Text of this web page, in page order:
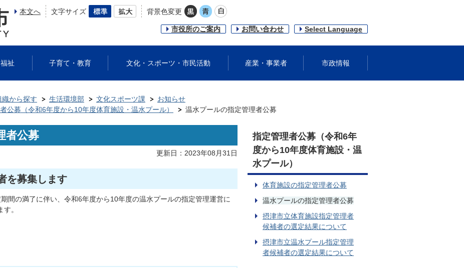
本文へ 文字サイズ 背景色変更
市役所のご案内 お問い合わせ Select Language
祉 子育て・教育 文化・スポーツ・市民活動 産業・事業者 市政情報
織から探す 生活環境部 文化スポーツ課
お知らせ
公募（令和6年度から10年度体育施設・温水プール）
温水プールの指定管理者公募
者公募
更新日：2023年08月31日
を募集します
間の満了に伴い、令和6年度から10年度の温水プールの指定管理運営に
。
指定管理者公募（令和6年
度から10年度体育施設・温
水プール）
体育施設の指定管理者公募
温水プールの指定管理者公募
摂津市立体育施設指定管理者
候補者の選定結果について
摂津市立温水プール指定管理
者候補者の選定結果について